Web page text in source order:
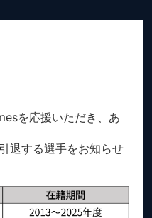
を応援いただき、あ
退する選手をお知らせ